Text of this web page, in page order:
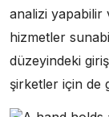
analizi yapabilir
hizmetler
düzeyindeki
şirketler için de